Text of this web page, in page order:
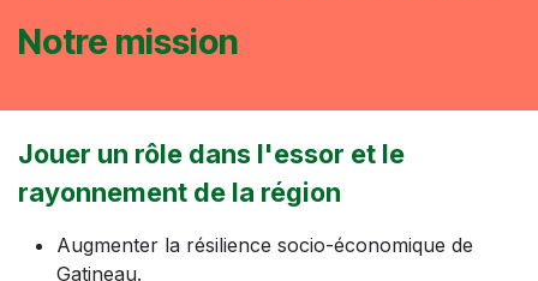
Notre mission
Jouer un rôle dans l'essor et le
rayonnement de la région
Augmenter la résilience socio-économique de
Gatineau.